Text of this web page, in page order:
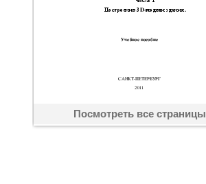
Посмотреть все страницы